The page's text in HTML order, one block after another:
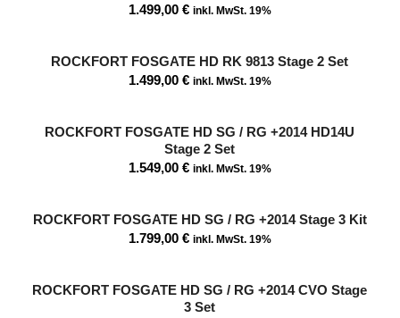
1.499,00 € inkl. MwSt. 19%
ROCKFORT FOSGATE HD RK 9813 Stage 2 Set
1.499,00 € inkl. MwSt. 19%
ROCKFORT FOSGATE HD SG / RG +2014 HD14U
Stage 2 Set
1.549,00 € inkl. MwSt. 19%
ROCKFORT FOSGATE HD SG / RG +2014 Stage 3 Kit
1.799,00 € inkl. MwSt. 19%
ROCKFORT FOSGATE HD SG / RG +2014 CVO Stage
3 Set